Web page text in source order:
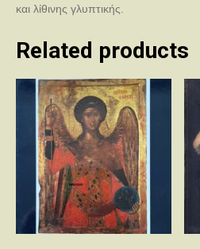
και λίθινης γλυπτικής.
Related products